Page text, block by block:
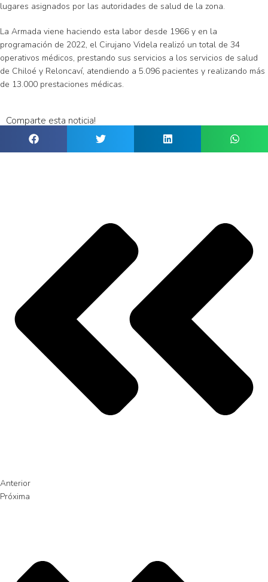
lugares asignados por las autoridades de salud de la zona.
La Armada viene haciendo esta labor desde 1966 y en la
programación de 2022, el Cirujano Videla realizó un total de 34
operativos médicos, prestando sus servicios a los servicios de salud
de Chiloé y Reloncaví, atendiendo a 5.096 pacientes y realizando más
de 13.000 prestaciones médicas.
Comparte esta noticia!
Anterior
Próxima